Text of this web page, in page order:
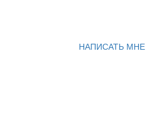
НАПИСАТЬ МНЕ